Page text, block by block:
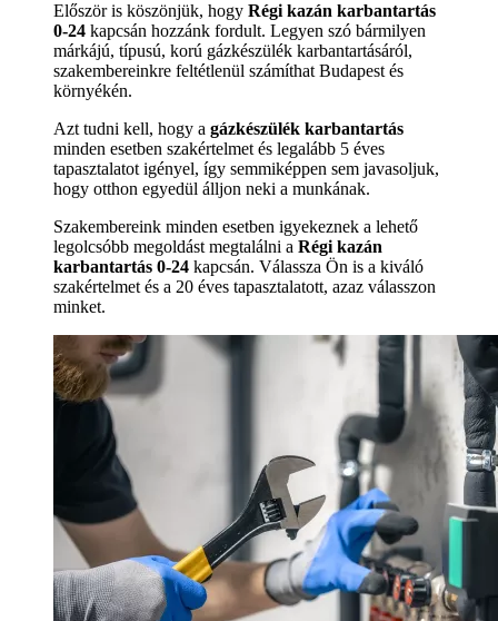
Először is köszönjük, hogy Régi kazán karbantartás
0-24 kapcsán hozzánk fordult. Legyen szó bármilyen
márkájú, típusú, korú gázkészülék karbantartásáról,
szakembereinkre feltétlenül számíthat Budapest és
környékén.
Azt tudni kell, hogy a gázkészülék karbantartás
minden esetben szakértelmet és legalább 5 éves
tapasztalatot igényel, így semmiképpen sem javasoljuk,
hogy otthon egyedül álljon neki a munkának.
Szakembereink minden esetben igyekeznek a lehető
legolcsóbb megoldást megtalálni a Régi kazán
karbantartás 0-24 kapcsán. Válassza Ön is a kiváló
szakértelmet és a 20 éves tapasztalatott, azaz válasszon
minket.